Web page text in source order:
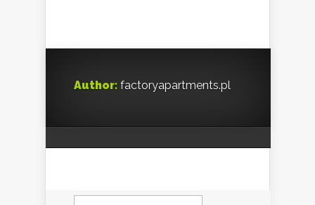
Author: factoryapartments.pl
Szukaj: